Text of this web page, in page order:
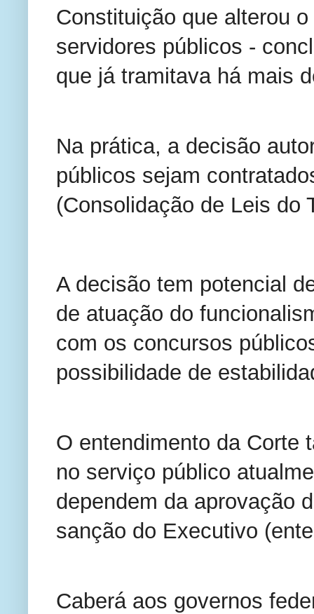
Constituição que alterou
servidores públicos -
que já tramitava há mais
Na prática, a decisão
públicos sejam
(Consolidação de Leis do
A decisão tem potencial
de atuação do
com os concursos
possibilidade de
O entendimento da Corte
no serviço público
dependem da aprovação
sanção do Executivo
Caberá aos governos